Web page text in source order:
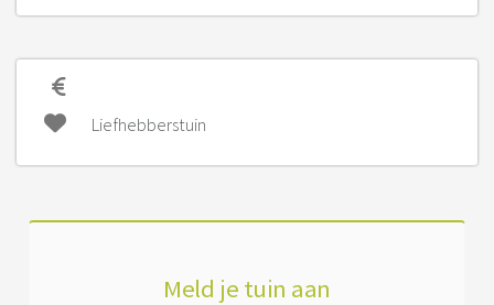
Liefhebberstuin
Meld je tuin aan